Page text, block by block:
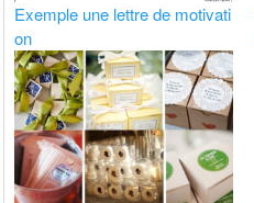
Exemple une lettre de motivati
on